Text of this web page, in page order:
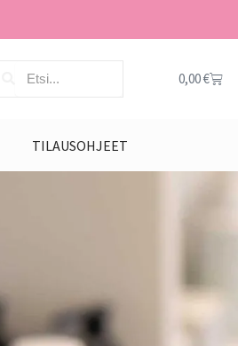
0,00€
TILAUSOHJEET